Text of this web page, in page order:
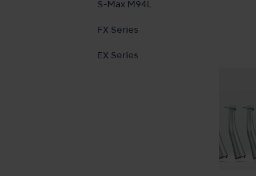
S-Max M94L
FX Series
EX Series